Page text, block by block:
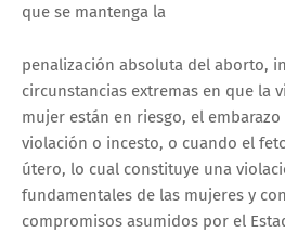
que se mantenga la
penalización absoluta del aborto,
circunstancias extremas en que la
mujer están en riesgo, el
violación o incesto, o cuando el
útero, lo cual constituye una
fundamentales de las mujeres y
compromisos asumidos por el